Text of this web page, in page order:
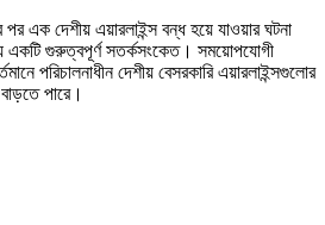
এক দেশীয় এয়ারলাইন্স বন্ধ হয়ে যাওয়ার ঘটনা
একটি গুরুত্বপূর্ণ সতর্কসংকেত। সময়োপযোগী
পরিচালনাধীন দেশীয় বেসরকারি এয়ারলাইন্সগুলোর
পারে।